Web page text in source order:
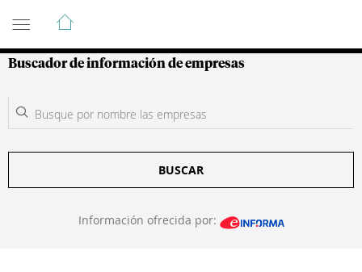
Guía de Empresas Colombianas
Buscador de información de empresas
BUSCAR
Información ofrecida por: